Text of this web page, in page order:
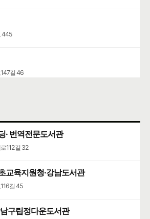
445
길 46
· 번역전문도서관
112길 32
교육지원청·강남도서관
길 45
구립정다운도서관